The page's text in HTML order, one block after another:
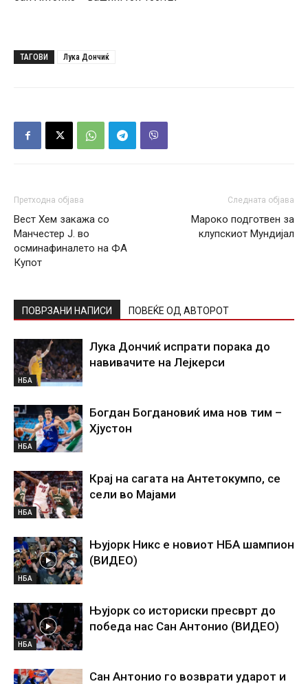
ТАГОВИ Лука Дончиќ
Претходна објава
Вест Хем закажа со
Манчестер Ј. во
осминафиналето на ФА
Купот
Следната објава
Мароко подготвен за
клупскиот Мундијал
ПОВРЗАНИ НАПИСИ ПОВЕЌЕ ОД АВТОРОТ
НБА
Лука Дончиќ испрати порака до
навивачите на Лејкерси
НБА
Богдан Богдановиќ има нов тим –
Хјустон
НБА
Крај на сагата на Антетокумпо, се
сели во Мајами
НБА
Њујорк Никс е новиот НБА шампион
(ВИДЕО)
НБА
Њујорк со историски пресврт до
победа нас Сан Антонио (ВИДЕО)
Сан Антонио го возврати ударот и